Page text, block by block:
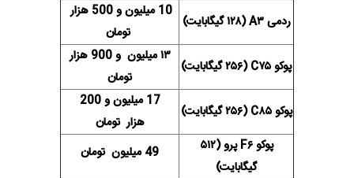
ردمی A۳ (۱۲۸ گیگابایت)
10 میلیون و 500 هزار
تومان
پوکو C۷۵ (۲۵۶ گیگابایت)
۱۳ میلیون و 900 هزار
تومان
پوکو C۸۵ (۲۵۶ گیگابایت)
17 میلیون و 200
هزارتومان
پوکو F۶ پرو (۵۱۲
گیگابایت)
49 میلیون تومان